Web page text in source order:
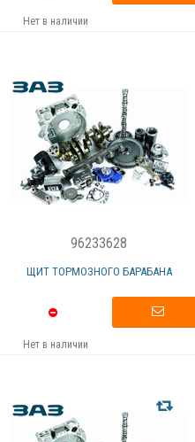
Нет в наличии
96233628
ЩИТ ТОРМОЗНОГО БАРАБАНА
Нет в наличии